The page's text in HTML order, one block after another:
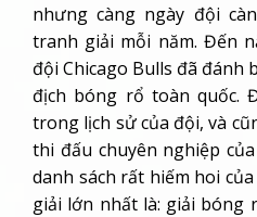
nhưng càng ngày đội
tranh giải mỗi năm. Đến
đội Chicago Bulls đã đánh
địch bóng rổ toàn quốc.
trong lịch sử của đội, và
thi đấu chuyên nghiệp
danh sách rất hiếm hoi
giải lớn nhất là: giải bóng